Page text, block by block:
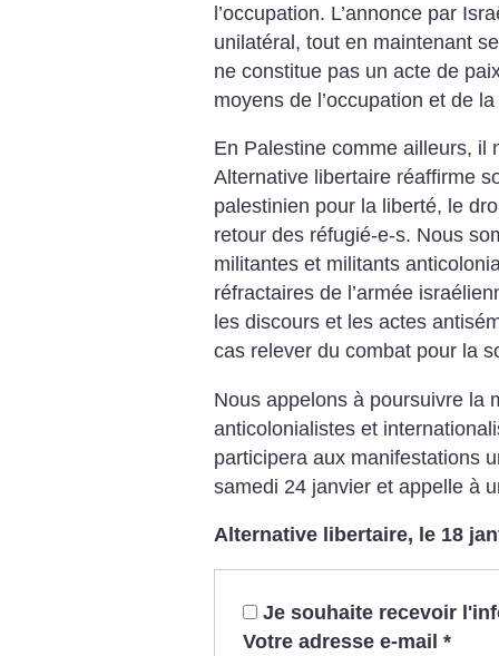
l’occupation. L’annonce par
unilatéral, tout en maintenant
ne constitue pas un acte de
moyens de l’occupation et de
En Palestine comme ailleurs, il
Alternative libertaire réaffirme
palestinien pour la liberté, le
retour des réfugié-e-s. Nous
militantes et militants
réfractaires de l’armée
les discours et les actes
cas relever du combat pour la
Nous appelons à poursuivre la
anticolonialistes et
participera aux manifestations
samedi 24 janvier et appelle à
Alternative libertaire, le 18
Je souhaite recevoir
Votre adresse e-mail *